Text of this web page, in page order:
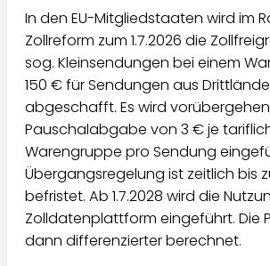
In den EU-Mitgliedstaaten wird im
Zollreform zum 1.7.2026 die
sog. Kleinsendungen bei einem
150 € für Sendungen aus
abgeschafft. Es wird
Pauschalabgabe von 3 € je
Warengruppe pro Sendung
Übergangsregelung ist zeitlich bis
befristet. Ab 1.7.2028 wird die
Zolldatenplattform eingeführt. Die
dann differenzierter berechnet.